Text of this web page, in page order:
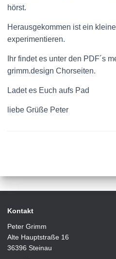
hörst.
Herausgekommen ist ein
experimentieren.
Ihr findet es unter den PDF´s
grimm.design Chorseiten.
Ladet es Euch aufs Pad
liebe Grüße Peter
Kontakt
Peter Grimm
Alte Hauptstraße 16
36396 Steinau